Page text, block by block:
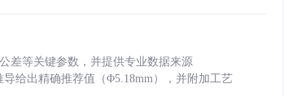
差等关键参数，并提供专业数据来源
导给出精确推荐值（Φ5.18mm），并附加工艺